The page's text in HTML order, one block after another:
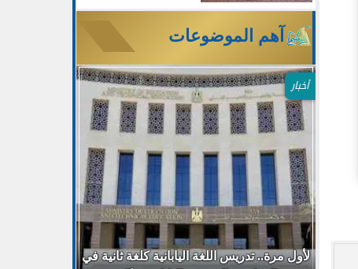
آهم الموضوعات
أخبار
لأول مرة.. تدريس اللغة اليابانية كلغة ثانية في